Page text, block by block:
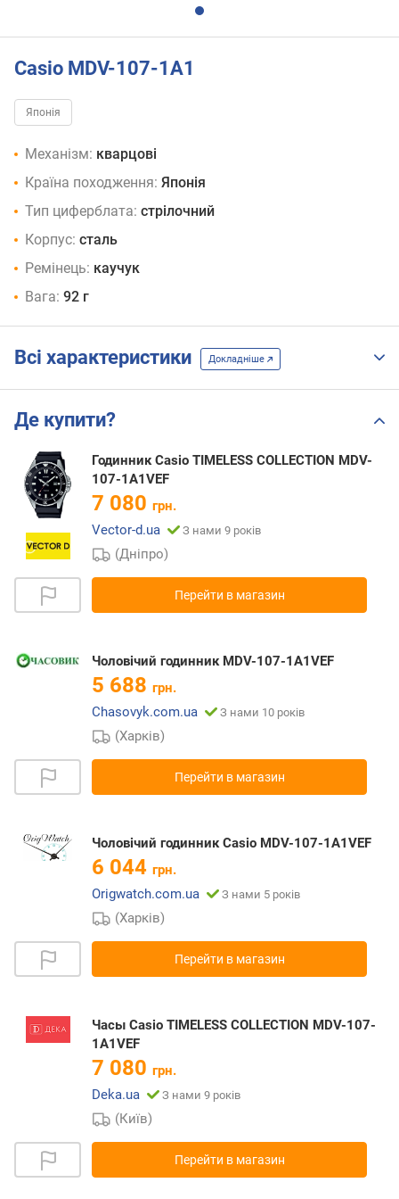
Casio MDV-107-1A1
Японія
Механізм: кварцові
Країна походження: Японія
Тип циферблата: стрілочний
Корпус: сталь
Ремінець: каучук
Вага: 92 г
Всі характеристики Докладніше
Де купити?
Годинник Casio TIMELESS COLLECTION MDV-
107-1A1VEF
7 080 грн.
Vector-d.ua
З нами 9 років
(Дніпро)
Перейти в магазин
Чоловічий годинник MDV-107-1A1VEF
5 688 грн.
Chasovyk.com.ua
З нами 10 років
(Харків)
Перейти в магазин
Чоловічий годинник Casio MDV-107-1A1VEF
6 044 грн.
Origwatch.com.ua
З нами 5 років
(Харків)
Перейти в магазин
Часы Casio TIMELESS COLLECTION MDV-107-
1A1VEF
7 080 грн.
Deka.ua
З нами 9 років
(Київ)
Перейти в магазин